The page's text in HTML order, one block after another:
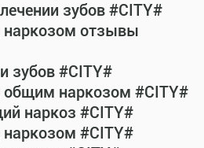
зубов #CITY#
наркозом отзывы
зубов #CITY#
общим наркозом #CITY#
наркоз #CITY#
наркозом #CITY#